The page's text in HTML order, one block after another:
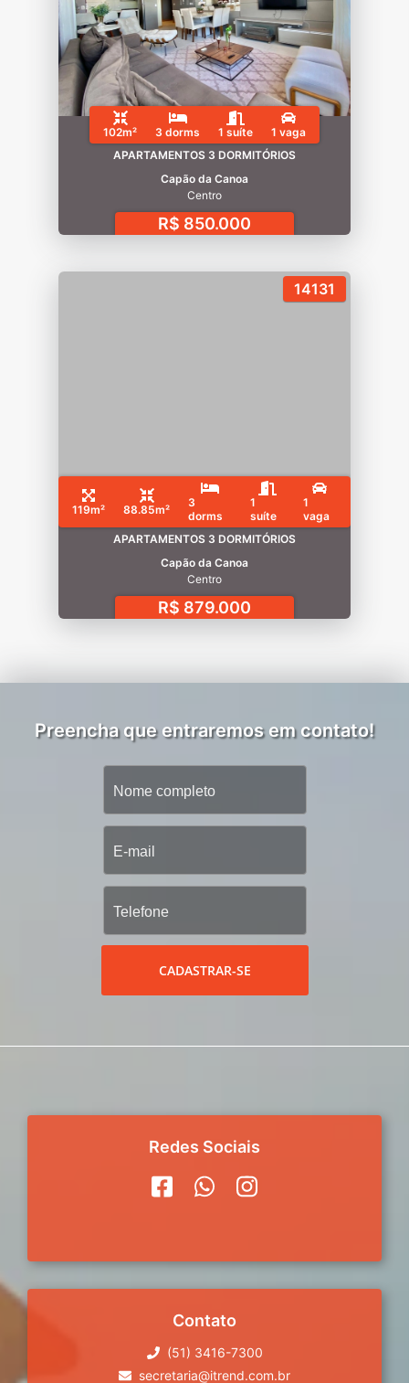
102m² 3 dorms 1 suíte
1 vaga
APARTAMENTOS 3 DORMITÓRIOS
Capão da Canoa
Centro
R$ 850.000
14131
119m² 88.85m²
3
dorms
1
suíte
1
vaga
APARTAMENTOS 3 DORMITÓRIOS
Capão da Canoa
Centro
R$ 879.000
Preencha que entraremos em contato!
CADASTRAR-SE
Redes Sociais
Contato
(51) 3416-7300
secretaria@itrend.com.br